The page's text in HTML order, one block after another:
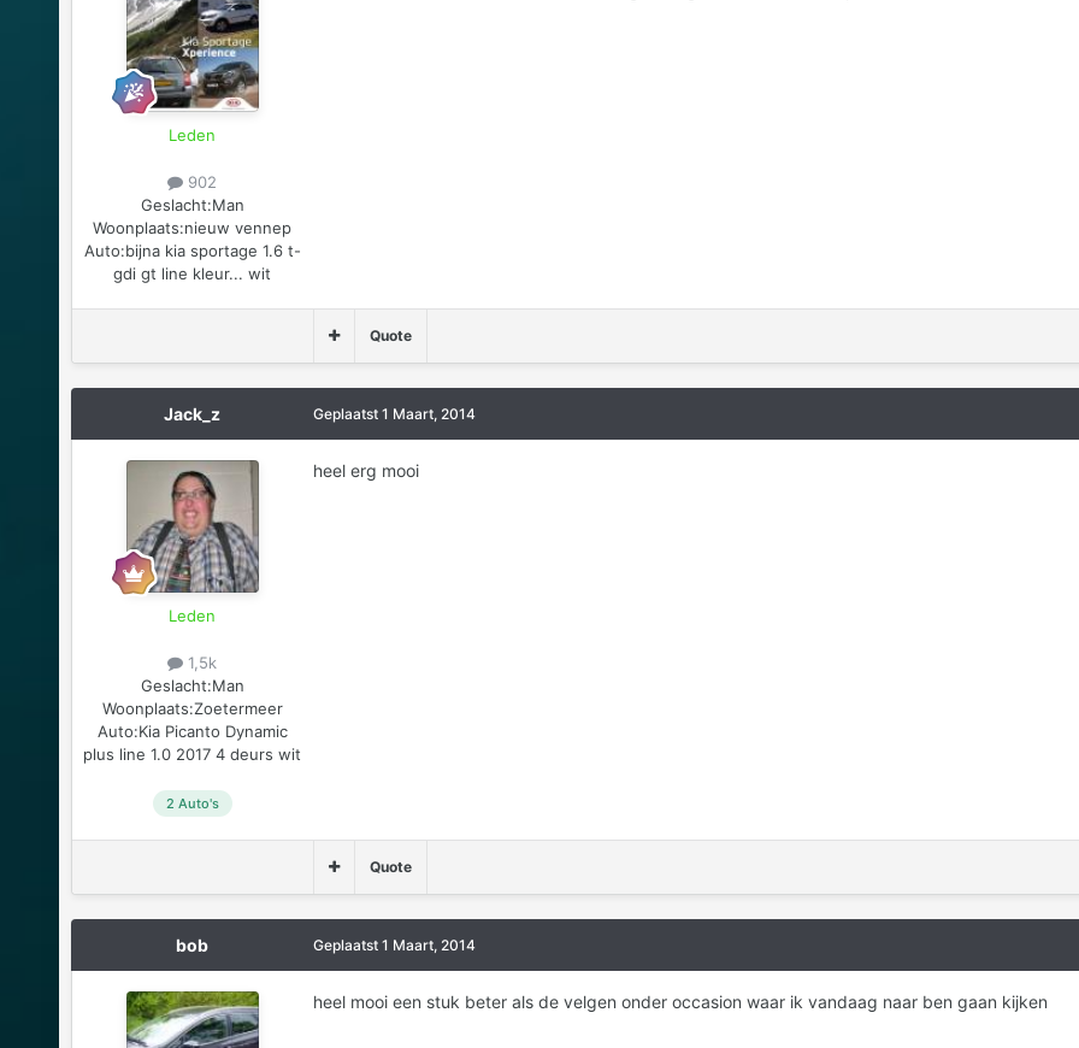
Leden
902
Geslacht:Man
Woonplaats:nieuw vennep
Auto:bijna kia sportage 1.6 t-
gdi gt line kleur... wit
Quote
Jack_z
Leden
1,5k
Geslacht:Man
Woonplaats:Zoetermeer
Auto:Kia Picanto Dynamic
plus line 1.0 2017 4 deurs wit
2 Auto's
Geplaatst 1 Maart, 2014
heel erg mooi
Quote
bob Geplaatst 1 Maart, 2014
heel mooi een stuk beter als de velgen onder occasion waar ik vandaag naar ben gaan kijken